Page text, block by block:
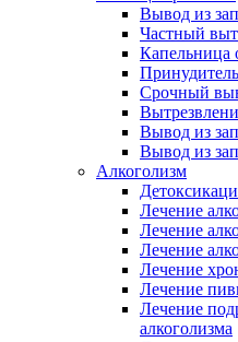
Вывод из
Частный
Капельница
Срочный
Вывод из
Вывод из
Алкоголизм
Лечение
Лечение
Лечение
Лечение
Лечение
Лечение
алкоголизма